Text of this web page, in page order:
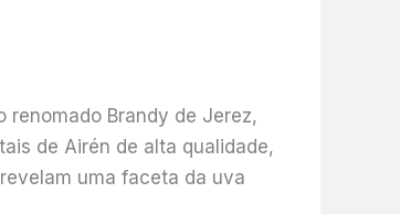
renomado Brandy de Jerez,
de Airén de alta qualidade,
uma faceta da uva